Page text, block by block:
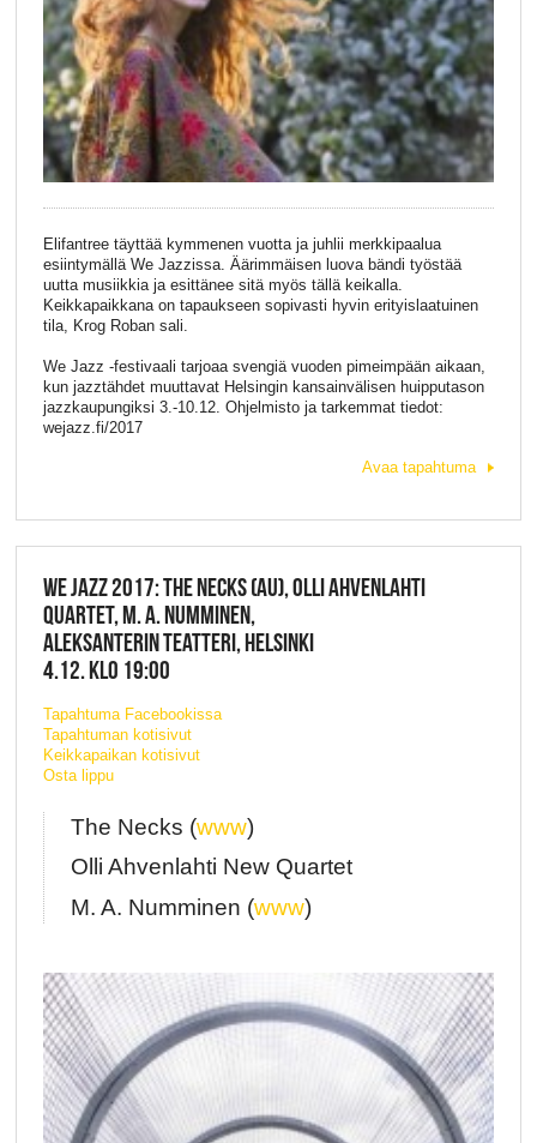
Elifantree täyttää kymmenen vuotta ja juhlii merkkipaalua
esiintymällä We Jazzissa. Äärimmäisen luova bändi työstää
uutta musiikkia ja esittänee sitä myös tällä keikalla.
Keikkapaikkana on tapaukseen sopivasti hyvin erityislaatuinen
tila, Krog Roban sali.
We Jazz -festivaali tarjoaa svengiä vuoden pimeimpään aikaan,
kun jazztähdet muuttavat Helsingin kansainvälisen huipputason
jazzkaupungiksi 3.-10.12. Ohjelmisto ja tarkemmat tiedot:
wejazz.fi/2017
Avaa tapahtuma
WE JAZZ 2017: THE NECKS (AU), OLLI AHVENLAHTI
QUARTET, M. A. NUMMINEN,
ALEKSANTERIN TEATTERI, HELSINKI
4.12. KLO 19:00
Tapahtuma Facebookissa
Tapahtuman kotisivut
Keikkapaikan kotisivut
Osta lippu
The Necks (www)
Olli Ahvenlahti New Quartet
M. A. Numminen (www)